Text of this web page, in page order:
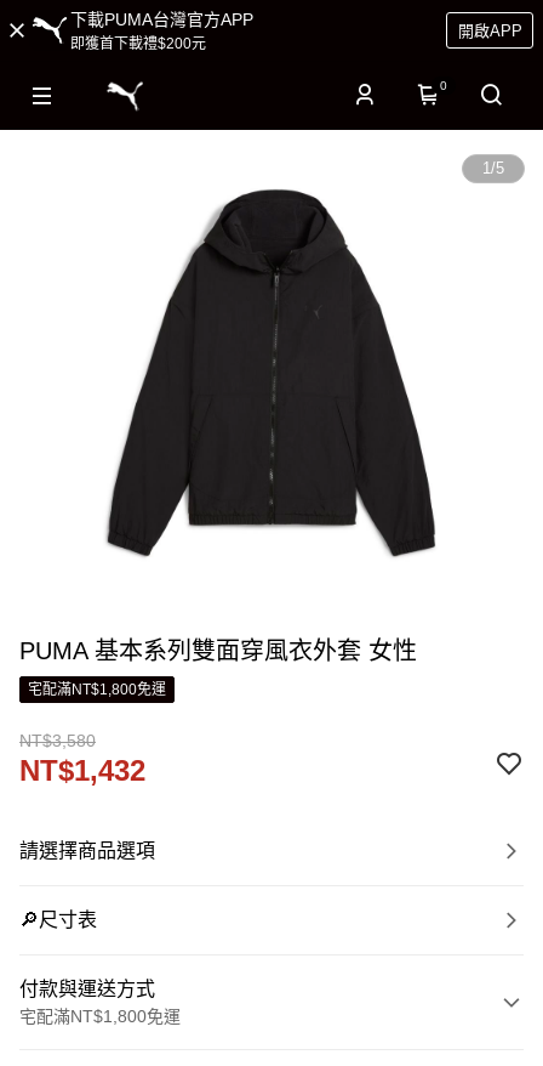
下載PUMA台灣官方APP
即獲首下載禮$200元
開啟APP
0
1/5
PUMA 基本系列雙面穿風衣外套 女性
宅配滿NT$1,800免運
NT$3,580
NT$1,432
請選擇商品選項
🔎尺寸表
付款與運送方式
宅配滿NT$1,800免運